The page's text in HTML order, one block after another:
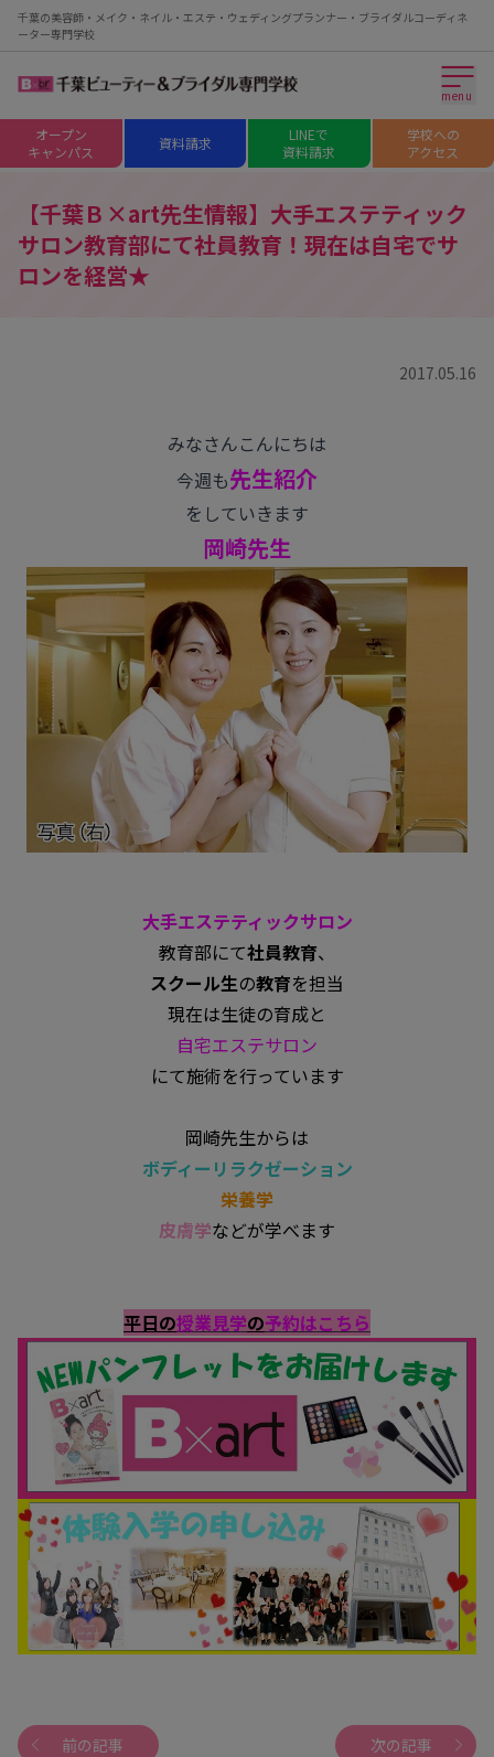
千葉の美容師・メイク・ネイル・エステ・ウェディングプランナー・ブライダルコーディネ
ーター専門学校
menu
オープン
キャンパス
資料請求
LINEで
資料請求
学校への
アクセス
【千葉Ｂ×art先生情報】大手エステティック
サロン教育部にて社員教育！現在は自宅でサ
ロンを経営★
2017.05.16
みなさんこんにちは
今週も先生紹介
をしていきます
岡崎先生
大手エステティックサロン
教育部にて社員教育、
スクール生の教育を担当
現在は生徒の育成と
自宅エステサロン
にて施術を行っています
岡崎先生からは
ボディーリラクゼーション
栄養学
皮膚学などが学べます
平日の授業見学の予約はこちら
前の記事 次の記事